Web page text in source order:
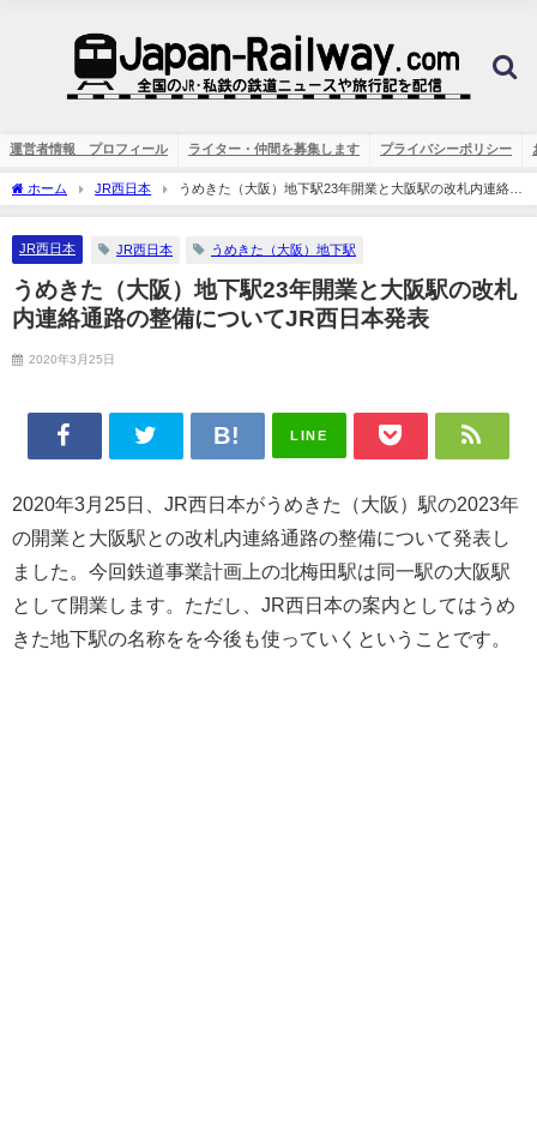
運営者情報 プロフィール ライター・仲間を募集します プライバシーポリシー
ホーム JR西日本
うめきた（大阪）地下駅23年開業と大阪駅の改札内連絡通
路の整備についてJR西日本発表
JR西日本 JR西日本 うめきた（大阪）地下駅
うめきた（大阪）地下駅23年開業と大阪駅の改札
内連絡通路の整備についてJR西日本発表
2020年3月25日
LINE
2020年3月25日、JR西日本がうめきた（大阪）駅の2023年
の開業と大阪駅との改札内連絡通路の整備について発表し
ました。今回鉄道事業計画上の北梅田駅は同一駅の大阪駅
として開業します。ただし、JR西日本の案内としてはうめ
きた地下駅の名称をを今後も使っていくということです。